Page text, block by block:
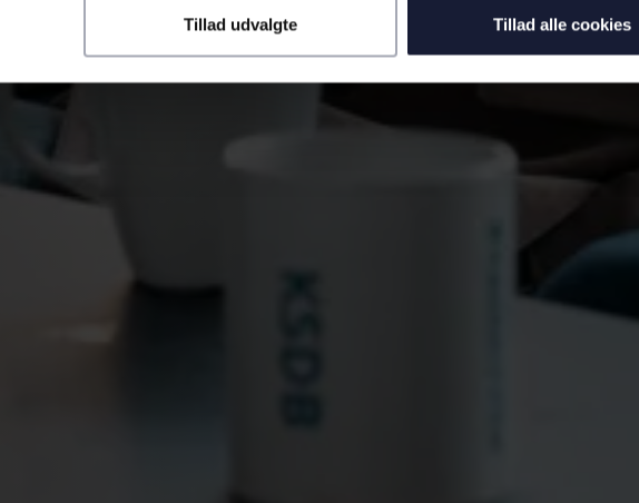
Tillad udvalgte Tillad alle cookies